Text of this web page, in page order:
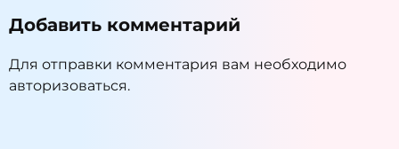
Добавить комментарий
Для отправки комментария вам необходимо
авторизоваться.